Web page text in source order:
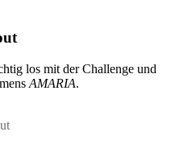
los mit der Challenge und
AMARIA.